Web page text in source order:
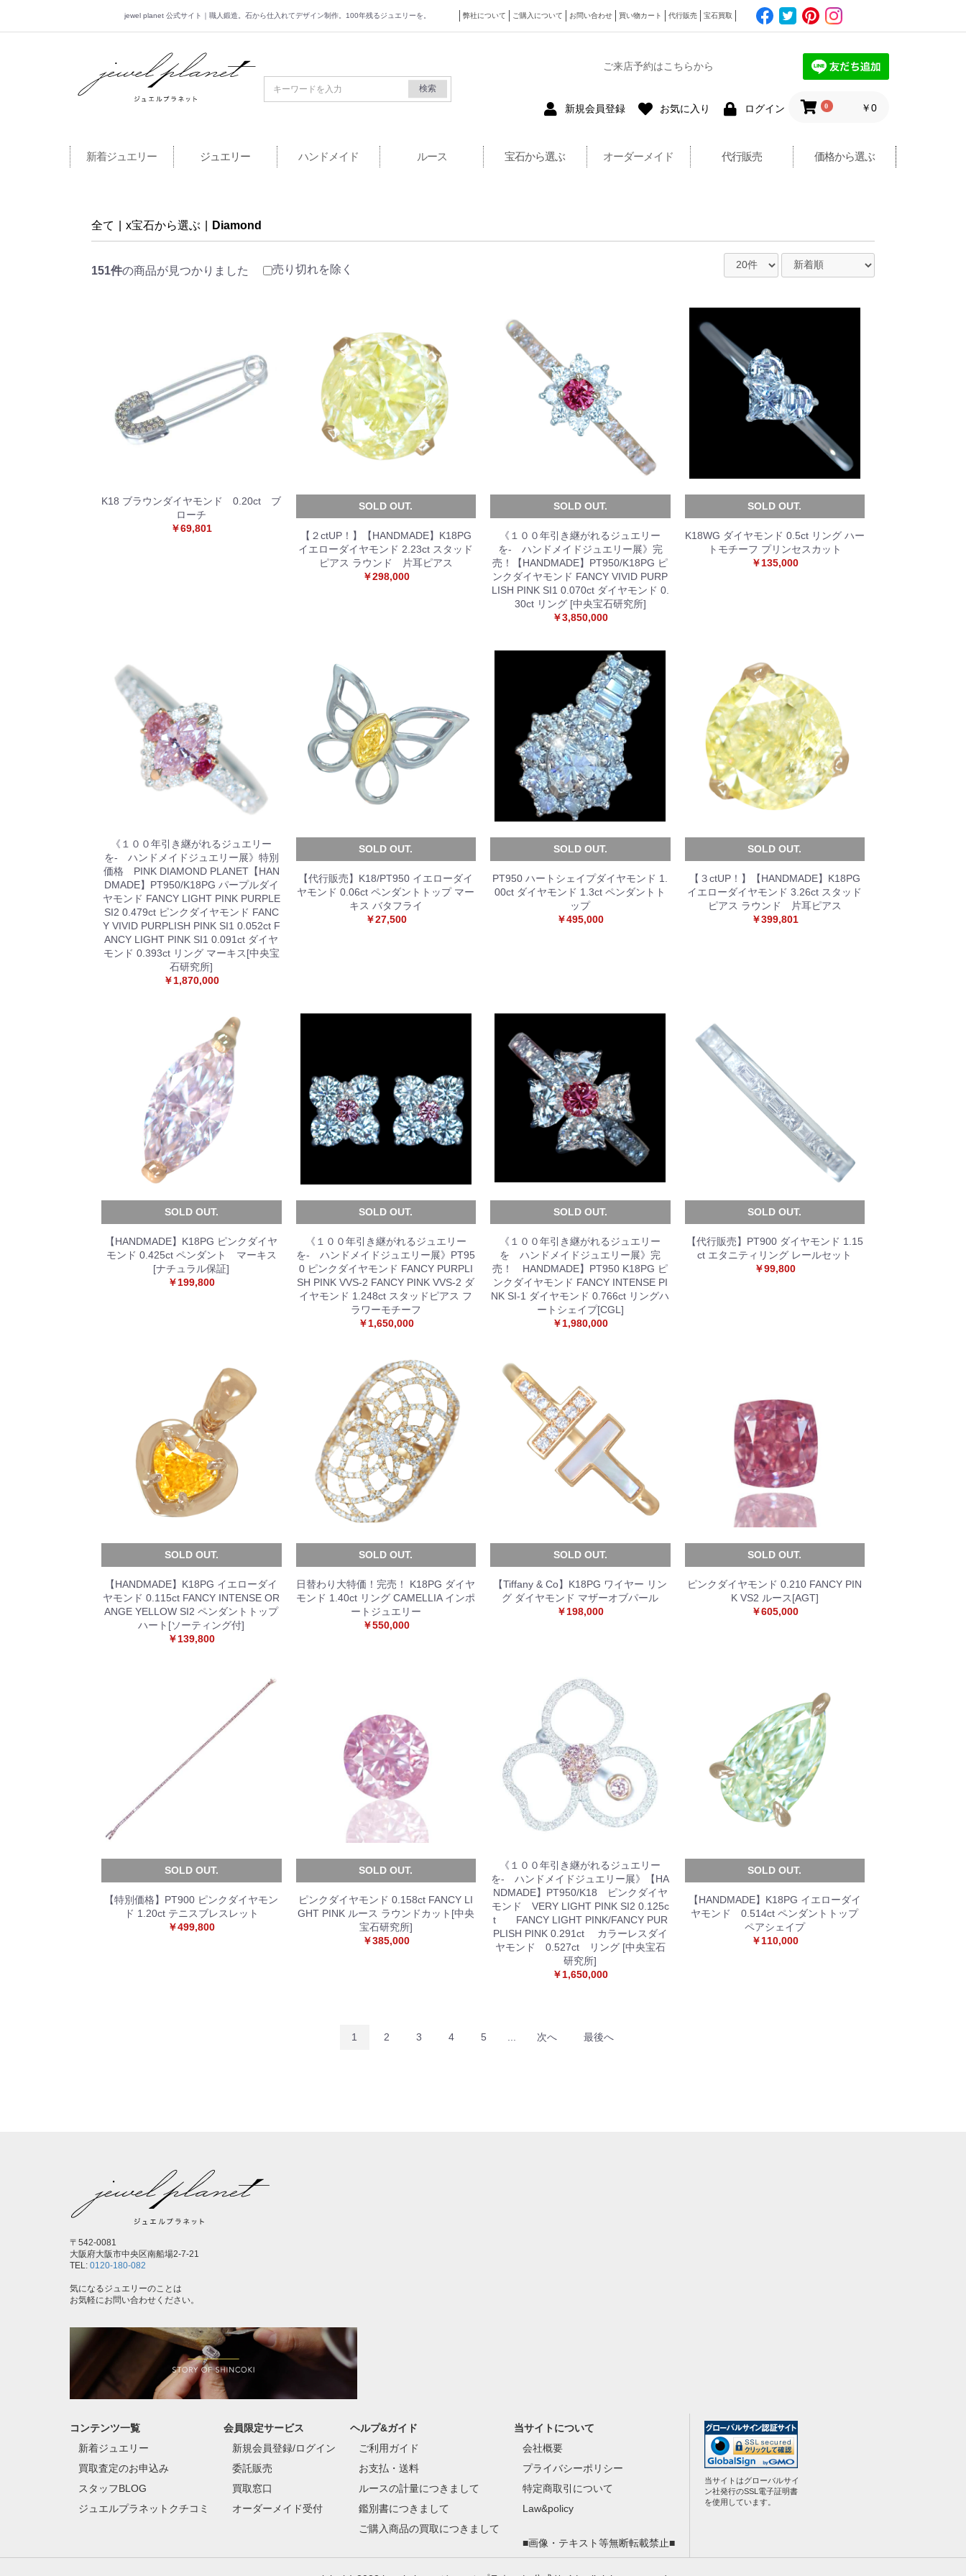
jewel planet 公式サイト｜職人鍛造。石から仕入れてデザイン制作。100年残るジュエリーを。 弊社について ご購入について お問い合わせ 買い物カート 代行販売 宝石買取
jewel planet 公式サイト
検索
ご来店予約はこちらから
新規会員登録 お気に入り ログイン 0 ￥0
新着ジュエリー ジュエリー ハンドメイド ルース 宝石から選ぶ オーダーメイド 代行販売 価格から選ぶ
全て x宝石から選ぶ Diamond
151件の商品が見つかりました 売り切れを除く
K18 ブラウンダイヤモンド 0.20ct ブ
ローチ
￥69,801
SOLD OUT.
【２ctUP！】【HANDMADE】K18PG
イエローダイヤモンド 2.23ct スタッド
ピアス ラウンド 片耳ピアス
￥298,000
SOLD OUT.
《１００年引き継がれるジュエリー
を- ハンドメイドジュエリー展》完
売！【HANDMADE】PT950/K18PG ピ
ンクダイヤモンド FANCY VIVID PURP
LISH PINK SI1 0.070ct ダイヤモンド 0.
30ct リング [中央宝石研究所]
￥3,850,000
SOLD OUT.
K18WG ダイヤモンド 0.5ct リング ハー
トモチーフ プリンセスカット
￥135,000
《１００年引き継がれるジュエリー
を- ハンドメイドジュエリー展》特別
価格 PINK DIAMOND PLANET【HAN
DMADE】PT950/K18PG パープルダイ
ヤモンド FANCY LIGHT PINK PURPLE
SI2 0.479ct ピンクダイヤモンド FANC
Y VIVID PURPLISH PINK SI1 0.052ct F
ANCY LIGHT PINK SI1 0.091ct ダイヤ
モンド 0.393ct リング マーキス[中央宝
石研究所]
￥1,870,000
SOLD OUT.
【代行販売】K18/PT950 イエローダイ
ヤモンド 0.06ct ペンダントトップ マー
キス バタフライ
￥27,500
SOLD OUT.
PT950 ハートシェイプダイヤモンド 1.
00ct ダイヤモンド 1.3ct ペンダントト
ップ
￥495,000
SOLD OUT.
【３ctUP！】【HANDMADE】K18PG
イエローダイヤモンド 3.26ct スタッド
ピアス ラウンド 片耳ピアス
￥399,801
SOLD OUT.
【HANDMADE】K18PG ピンクダイヤ
モンド 0.425ct ペンダント マーキス
[ナチュラル保証]
￥199,800
SOLD OUT.
《１００年引き継がれるジュエリー
を- ハンドメイドジュエリー展》PT95
0 ピンクダイヤモンド FANCY PURPLI
SH PINK VVS-2 FANCY PINK VVS-2 ダ
イヤモンド 1.248ct スタッドピアス フ
ラワーモチーフ
￥1,650,000
SOLD OUT.
《１００年引き継がれるジュエリー
を ハンドメイドジュエリー展》完
売！ HANDMADE】PT950 K18PG ピ
ンクダイヤモンド FANCY INTENSE PI
NK SI-1 ダイヤモンド 0.766ct リングハ
ートシェイプ[CGL]
￥1,980,000
SOLD OUT.
【代行販売】PT900 ダイヤモンド 1.15
ct エタニティリング レールセット
￥99,800
SOLD OUT.
【HANDMADE】K18PG イエローダイ
ヤモンド 0.115ct FANCY INTENSE OR
ANGE YELLOW SI2 ペンダントトップ
ハート[ソーティング付]
￥139,800
SOLD OUT.
日替わり大特価！完売！ K18PG ダイヤ
モンド 1.40ct リング CAMELLIA インポ
ートジュエリー
￥550,000
SOLD OUT.
【Tiffany & Co】K18PG ワイヤー リン
グ ダイヤモンド マザーオブパール
￥198,000
SOLD OUT.
ピンクダイヤモンド 0.210 FANCY PIN
K VS2 ルース[AGT]
￥605,000
SOLD OUT.
【特別価格】PT900 ピンクダイヤモン
ド 1.20ct テニスブレスレット
￥499,800
SOLD OUT.
ピンクダイヤモンド 0.158ct FANCY LI
GHT PINK ルース ラウンドカット[中央
宝石研究所]
￥385,000
《１００年引き継がれるジュエリー
を- ハンドメイドジュエリー展》【HA
NDMADE】PT950/K18 ピンクダイヤ
モンド VERY LIGHT PINK SI2 0.125c
t FANCY LIGHT PINK/FANCY PUR
PLISH PINK 0.291ct カラーレスダイ
ヤモンド 0.527ct リング [中央宝石
研究所]
￥1,650,000
SOLD OUT.
【HANDMADE】K18PG イエローダイ
ヤモンド 0.514ct ペンダントトップ
ペアシェイプ
￥110,000
お買い物を続ける カートへ進む
1 2 3 4 5 次へ 最後へ
〒542-0081
大阪府大阪市中央区南船場2-7-21
TEL: 0120-180-082
気になるジュエリーのことは
お気軽にお問い合わせください。
コンテンツ一覧
新着ジュエリー
買取査定のお申込み
スタッフBLOG
ジュエルプラネットクチコミ
会員限定サービス
新規会員登録/ログイン
委託販売
買取窓口
オーダーメイド受付
ヘルプ&ガイド
ご利用ガイド
お支払・送料
ルースの計量につきまして
鑑別書につきまして
ご購入商品の買取につきまして
当サイトについて
会社概要
プライバシーポリシー
特定商取引について
Law&policy
■画像・テキスト等無断転載禁止■
当サイトはグローバルサイ
ン社発行のSSL電子証明書
を使用しています。